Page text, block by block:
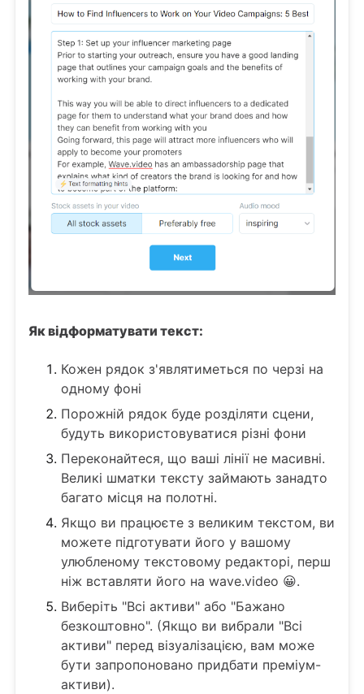
Як відформатувати текст:
Кожен рядок з'являтиметься по черзі на
одному фоні
Порожній рядок буде розділяти сцени,
будуть використовуватися різні фони
Переконайтеся, що ваші лінії не масивні.
Великі шматки тексту займають занадто
багато місця на полотні.
Якщо ви працюєте з великим текстом, ви
можете підготувати його у вашому
улюбленому текстовому редакторі, перш
ніж вставляти його на wave.video 😀.
Виберіть "Всі активи" або "Бажано
безкоштовно". (Якщо ви вибрали "Всі
активи" перед візуалізацією, вам може
бути запропоновано придбати преміум-
активи).